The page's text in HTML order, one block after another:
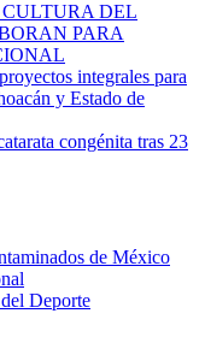
DEL
PARA
integrales para
y Estado de
congénita tras 23
de México
Deporte